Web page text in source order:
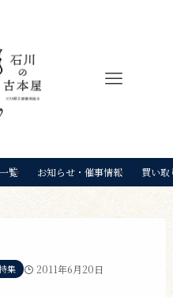
覧 お知らせ・催事情報 買い取
集
2011年6月20日